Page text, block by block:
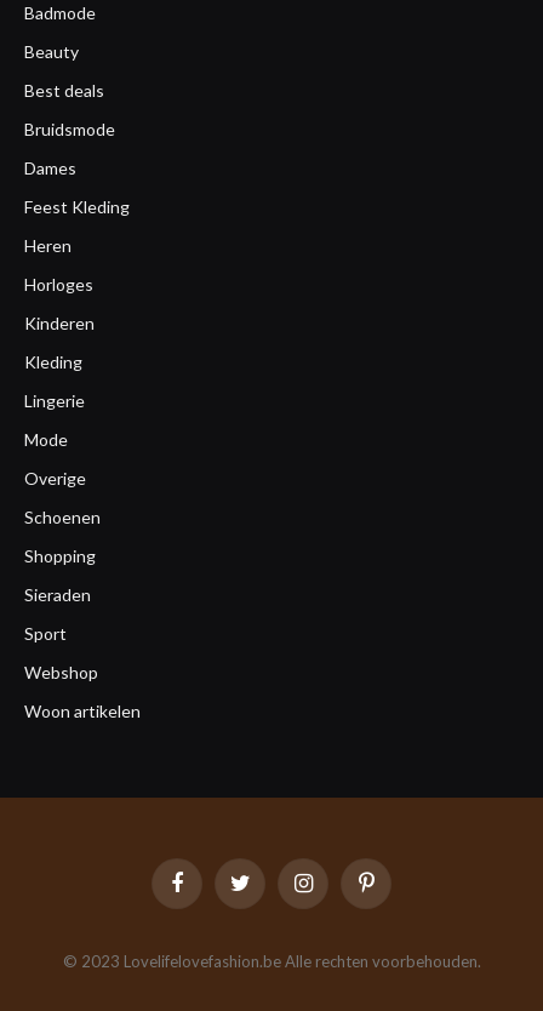
Badmode
Beauty
Best deals
Bruidsmode
Dames
Feest Kleding
Heren
Horloges
Kinderen
Kleding
Lingerie
Mode
Overige
Schoenen
Shopping
Sieraden
Sport
Webshop
Woon artikelen
FacebookTwitter InstagramPinterest
© 2023 Lovelifelovefashion.be Alle rechten voorbehouden.